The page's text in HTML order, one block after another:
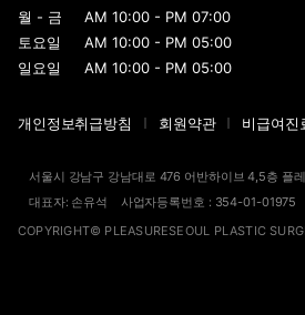
월 - 금
AM 10:00 - PM 07:00
토요일
AM 10:00 - PM 05:00
일요일
AM 10:00 - PM 05:00
개인정보취급방침 회원약관 비급여진
서울시 강남구 강남대로 476 어반하이브 4,5층 플
대표자: 손유석 사업자등록번호 : 354-01-01975
COPYRIGHT© PLEASURESEOUL PLASTIC